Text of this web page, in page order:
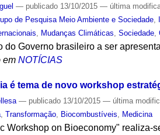
— publicado 13/10/2015— última
de Pesquisa Meio Ambiente e Sociedade
Mudanças Climáticas ,Sociedade ,
do Governo brasileiro a ser
em NOTÍCIAS
é tema de novo workshop
— publicado 13/10/2015— última
,Transformação Biocombustíveis Medicina
Workshop on Bioeconomy" realiza-